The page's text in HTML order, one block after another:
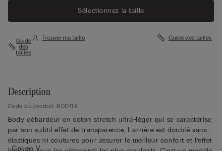
Sélectionnez la taille
Guide
des
tailles
Trouver ma taille Guide des tailles
Description
Code du produit: BOD11A
Body débardeur en coton stretch ultra-léger qui se caractérise
par son subtil effet de transparence. L’arrière est doublé sans
élastiques ni coutures pour assurer le meilleur confort et l’effet
• Col en V